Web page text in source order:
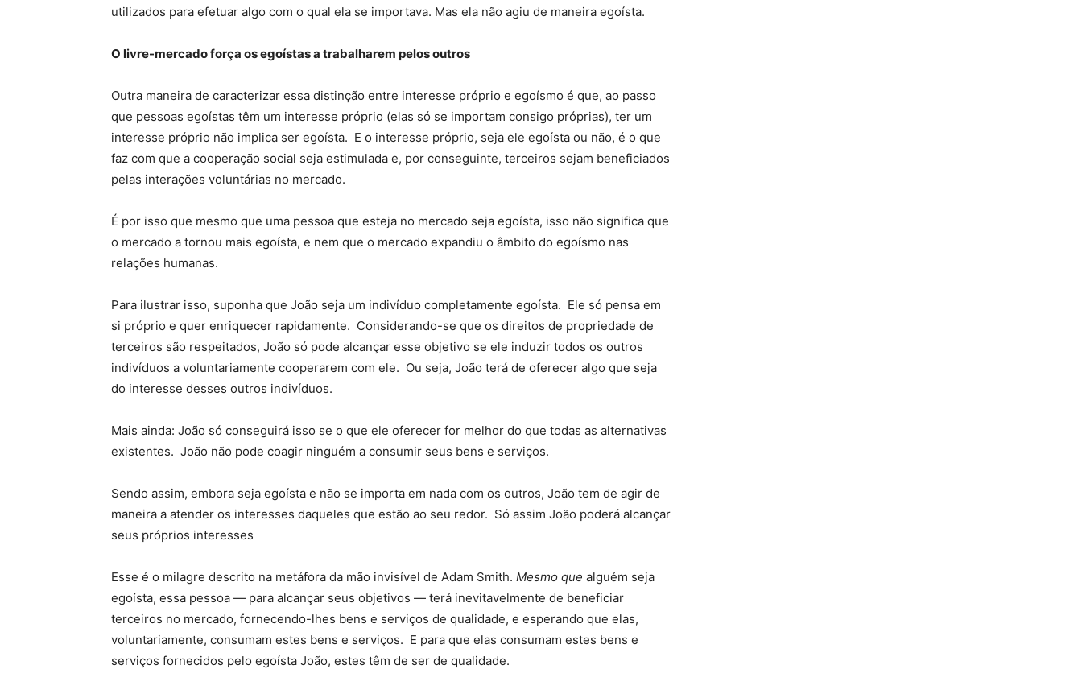
utilizados para efetuar algo com o qual ela se importava. Mas ela não agiu de maneira egoísta.
O livre-mercado força os egoístas a trabalharem pelos outros
Outra maneira de caracterizar essa distinção entre interesse próprio e egoísmo é que, ao passo
que pessoas egoístas têm um interesse próprio (elas só se importam consigo próprias), ter um
interesse próprio não implica ser egoísta. E o interesse próprio, seja ele egoísta ou não, é o que
faz com que a cooperação social seja estimulada e, por conseguinte, terceiros sejam beneficiados
pelas interações voluntárias no mercado.
É por isso que mesmo que uma pessoa que esteja no mercado seja egoísta, isso não significa que
o mercado a tornou mais egoísta, e nem que o mercado expandiu o âmbito do egoísmo nas
relações humanas.
Para ilustrar isso, suponha que João seja um indivíduo completamente egoísta. Ele só pensa em
si próprio e quer enriquecer rapidamente. Considerando-se que os direitos de propriedade de
terceiros são respeitados, João só pode alcançar esse objetivo se ele induzir todos os outros
indivíduos a voluntariamente cooperarem com ele. Ou seja, João terá de oferecer algo que seja
do interesse desses outros indivíduos.
Mais ainda: João só conseguirá isso se o que ele oferecer for melhor do que todas as alternativas
existentes. João não pode coagir ninguém a consumir seus bens e serviços.
Sendo assim, embora seja egoísta e não se importa em nada com os outros, João tem de agir de
maneira a atender os interesses daqueles que estão ao seu redor. Só assim João poderá alcançar
seus próprios interesses
Esse é o milagre descrito na metáfora da mão invisível de Adam Smith. Mesmo que alguém seja
egoísta, essa pessoa — para alcançar seus objetivos — terá inevitavelmente de beneficiar
terceiros no mercado, fornecendo-lhes bens e serviços de qualidade, e esperando que elas,
voluntariamente, consumam estes bens e serviços. E para que elas consumam estes bens e
serviços fornecidos pelo egoísta João, estes têm de ser de qualidade.